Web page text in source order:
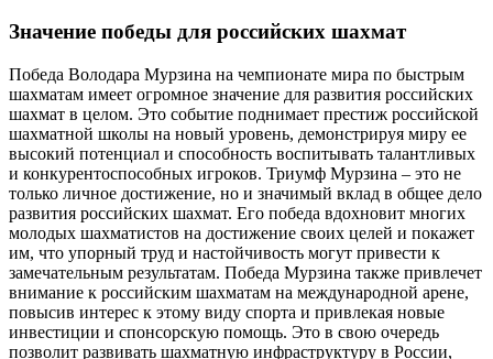
Значение победы для российских шахмат
Победа Володара Мурзина на чемпионате мира по быстрым
шахматам имеет огромное значение для развития российских
шахмат в целом. Это событие поднимает престиж российской
шахматной школы на новый уровень, демонстрируя миру ее
высокий потенциал и способность воспитывать талантливых
и конкурентоспособных игроков. Триумф Мурзина – это не
только личное достижение, но и значимый вклад в общее дело
развития российских шахмат. Его победа вдохновит многих
молодых шахматистов на достижение своих целей и покажет
им, что упорный труд и настойчивость могут привести к
замечательным результатам. Победа Мурзина также привлечет
внимание к российским шахматам на международной арене,
повысив интерес к этому виду спорта и привлекая новые
инвестиции и спонсорскую помощь. Это в свою очередь
позволит развивать шахматную инфраструктуру в России,